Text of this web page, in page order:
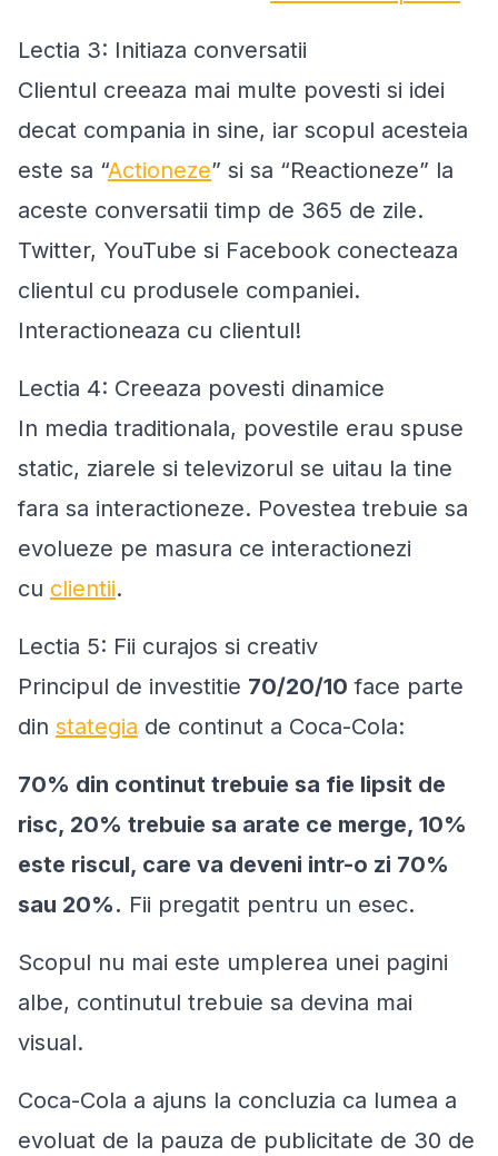
Lectia 3: Initiaza conversatii
Clientul creeaza mai multe povesti si idei
decat compania in sine, iar scopul acesteia
este sa “Actioneze” si sa “Reactioneze” la
aceste conversatii timp de 365 de zile.
Twitter, YouTube si Facebook conecteaza
clientul cu produsele companiei.
Interactioneaza cu clientul!
Lectia 4: Creeaza povesti dinamice
In media traditionala, povestile erau spuse
static, ziarele si televizorul se uitau la tine
fara sa interactioneze. Povestea trebuie sa
evolueze pe masura ce interactionezi
cu clientii.
Lectia 5: Fii curajos si creativ
Principul de investitie 70/20/10 face parte
din stategia de continut a Coca-Cola:
70% din continut trebuie sa fie lipsit de
risc, 20% trebuie sa arate ce merge, 10%
este riscul, care va deveni intr-o zi 70%
sau 20%. Fii pregatit pentru un esec.
Scopul nu mai este umplerea unei pagini
albe, continutul trebuie sa devina mai
visual.
Coca-Cola a ajuns la concluzia ca lumea a
evoluat de la pauza de publicitate de 30 de